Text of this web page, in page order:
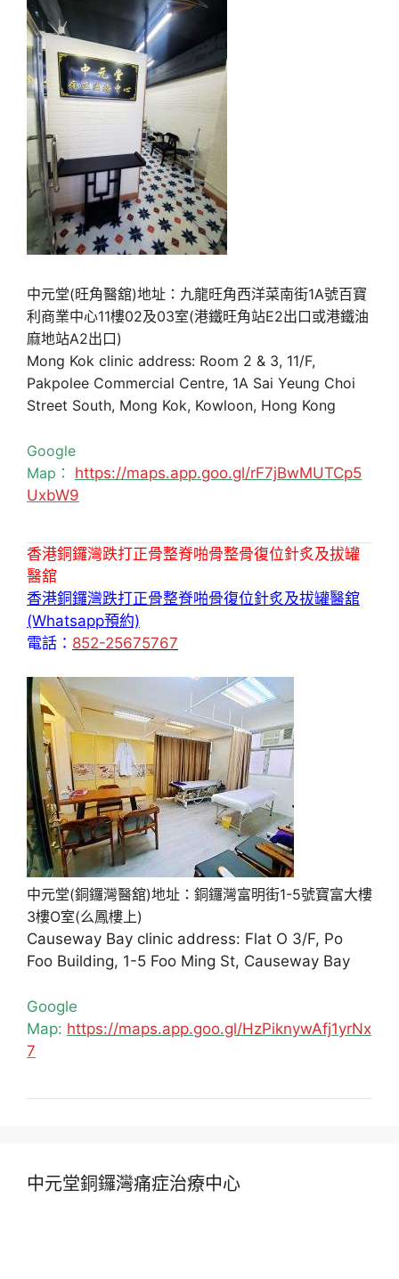
中元堂(旺角醫舘)地址：九龍旺角西洋菜南街1A號百寶
利商業中心11樓02及03室(港鐵旺角站E2出口或港鐵油
麻地站A2出口)
Mong Kok clinic address: Room 2 & 3, 11/F,
Pakpolee Commercial Centre, 1A Sai Yeung Choi
Street South, Mong Kok, Kowloon, Hong Kong
Google
Map： https://maps.app.goo.gl/rF7jBwMUTCp5
UxbW9
香港銅鑼灣跌打正骨整脊啪骨整骨復位針炙及拔罐
醫舘
香港銅鑼灣跌打正骨整脊啪骨復位針炙及拔罐醫舘
(Whatsapp預約)
電話： 852-25675767
中元堂(銅鑼灣醫舘)地址：銅鑼灣富明街1-5號寶富大樓
3樓O室(么鳳樓上)
Causeway Bay clinic address: Flat O 3/F, Po
Foo Building, 1-5 Foo Ming St, Causeway Bay
Google
Map: https://maps.app.goo.gl/HzPiknywAfj1yrNx
7
中元堂銅鑼灣痛症治療中心